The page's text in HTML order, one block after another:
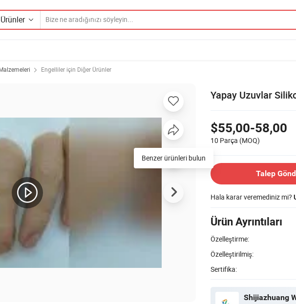
Ürünler
Engelliler için Diğer Ürünler
Yapay Uzuvlar
$55,00-58,00
10 Parça (MOQ)
Talep
Hala karar veremediniz mi?
Ürün Ayrıntıları
Özelleştirme:
Özelleştirilmiş:
Sertifika:
Benzer ürünleri bulun